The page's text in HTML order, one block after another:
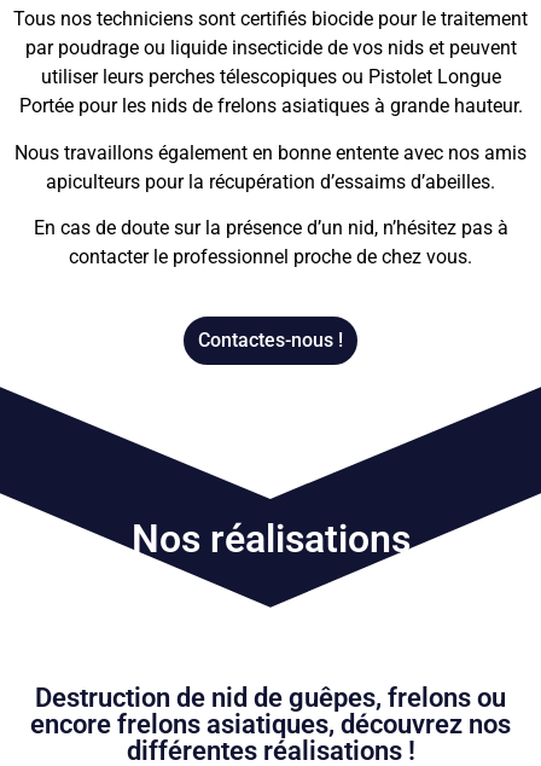
Tous nos techniciens sont certifiés biocide pour le traitement
par poudrage ou liquide insecticide de vos nids et peuvent
utiliser leurs perches télescopiques ou Pistolet Longue
Portée pour les nids de frelons asiatiques à grande hauteur.
Nous travaillons également en bonne entente avec nos amis
apiculteurs pour la récupération d’essaims d’abeilles.
En cas de doute sur la présence d’un nid, n’hésitez pas à
contacter le professionnel proche de chez vous.
Contactes-nous !
Nos réalisations
Destruction de nid de guêpes, frelons ou
encore frelons asiatiques, découvrez nos
différentes réalisations !